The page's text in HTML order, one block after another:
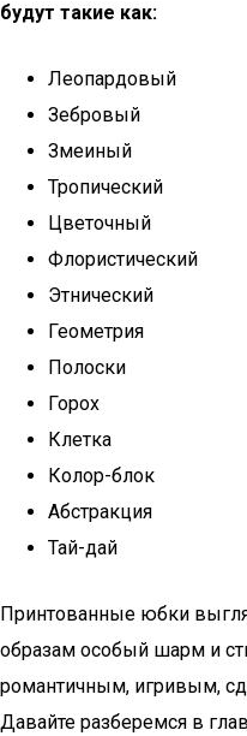
будут такие как:
Леопардовый
Зебровый
Змеиный
Тропический
Цветочный
Флористический
Этнический
Геометрия
Полоски
Горох
Клетка
Колор-блок
Абстракция
Тай-дай
Принтованные юбки
образам особый шарм и
романтичным, игривым,
Давайте разберемся в